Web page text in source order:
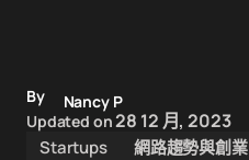
By
Nancy P
Updated on28 12 月, 2023
Startups 網路趨勢與創業